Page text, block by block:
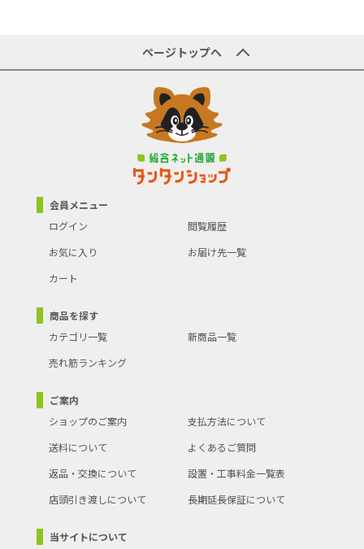
ページトップへ
会員メニュー
ログイン
閲覧履歴
お気に入り
お届け先一覧
カート
商品を探す
カテゴリ一覧
新商品一覧
売れ筋ランキング
ご案内
ショップのご案内
支払方法について
送料について
よくあるご質問
返品・交換について
設置・工事料金一覧表
店頭引き渡しについて
長期延長保証について
当サイトについて